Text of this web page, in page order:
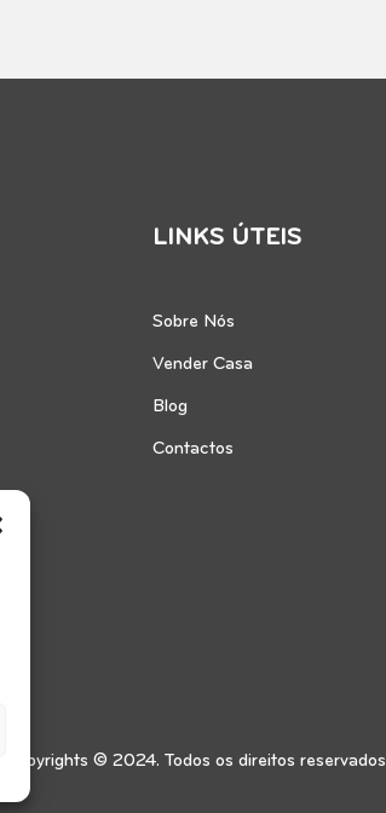
LINKS ÚTEIS
Sobre Nós
Vender Casa
Blog
Contactos
Copyrights © 2024. Todos os direitos reservados